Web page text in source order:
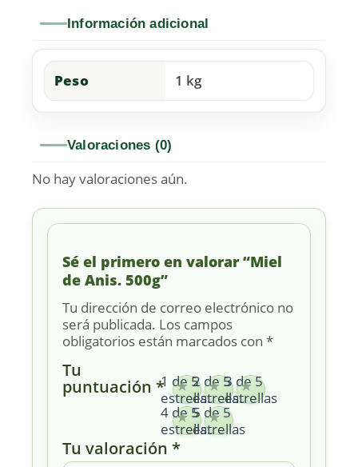
Información adicional
Peso 1 kg
Valoraciones (0)
No hay valoraciones aún.
Sé el primero en valorar “Miel
de Anis. 500g”
Tu dirección de correo electrónico no
será publicada. Los campos
obligatorios están marcados con *
Tu
puntuación *1 de 5
estrellas
2 de 5
estrellas
3 de 5
estrellas
4 de 5
estrellas
5 de 5
estrellas
Tu valoración *